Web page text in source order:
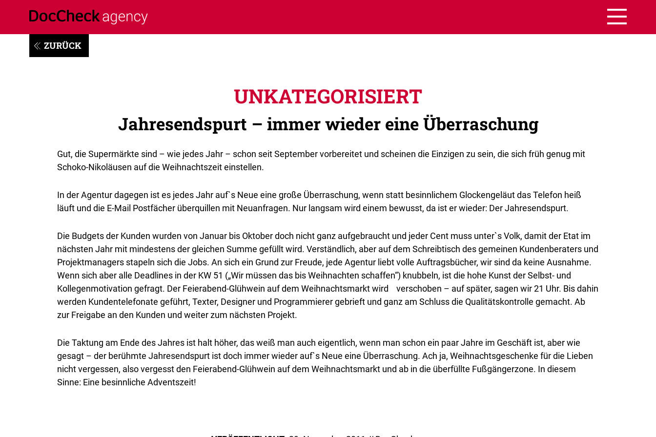
ZURÜCK
UNKATEGORISIERT
Jahresendspurt – immer wieder eine Überraschung
Gut, die Supermärkte sind – wie jedes Jahr – schon seit September vorbereitet und scheinen die Einzigen zu sein, die sich früh genug mit
Schoko-Nikoläusen auf die Weihnachtszeit einstellen.
In der Agentur dagegen ist es jedes Jahr auf`s Neue eine große Überraschung, wenn statt besinnlichem Glockengeläut das Telefon heiß
läuft und die E-Mail Postfächer überquillen mit Neuanfragen. Nur langsam wird einem bewusst, da ist er wieder: Der Jahresendspurt.
Die Budgets der Kunden wurden von Januar bis Oktober doch nicht ganz aufgebraucht und jeder Cent muss unter`s Volk, damit der Etat im
nächsten Jahr mit mindestens der gleichen Summe gefüllt wird. Verständlich, aber auf dem Schreibtisch des gemeinen Kundenberaters und
Projektmanagers stapeln sich die Jobs. An sich ein Grund zur Freude, jede Agentur liebt volle Auftragsbücher, wir sind da keine Ausnahme.
Wenn sich aber alle Deadlines in der KW 51 („Wir müssen das bis Weihnachten schaffen“) knubbeln, ist die hohe Kunst der Selbst- und
Kollegenmotivation gefragt. Der Feierabend-Glühwein auf dem Weihnachtsmarkt wird verschoben – auf später, sagen wir 21 Uhr. Bis dahin
werden Kundentelefonate geführt, Texter, Designer und Programmierer gebrieft und ganz am Schluss die Qualitätskontrolle gemacht. Ab
zur Freigabe an den Kunden und weiter zum nächsten Projekt.
Die Taktung am Ende des Jahres ist halt höher, das weiß man auch eigentlich, wenn man schon ein paar Jahre im Geschäft ist, aber wie
gesagt – der berühmte Jahresendspurt ist doch immer wieder auf`s Neue eine Überraschung. Ach ja, Weihnachtsgeschenke für die Lieben
nicht vergessen, also vergesst den Feierabend-Glühwein auf dem Weihnachtsmarkt und ab in die überfüllte Fußgängerzone. In diesem
Sinne: Eine besinnliche Adventszeit!